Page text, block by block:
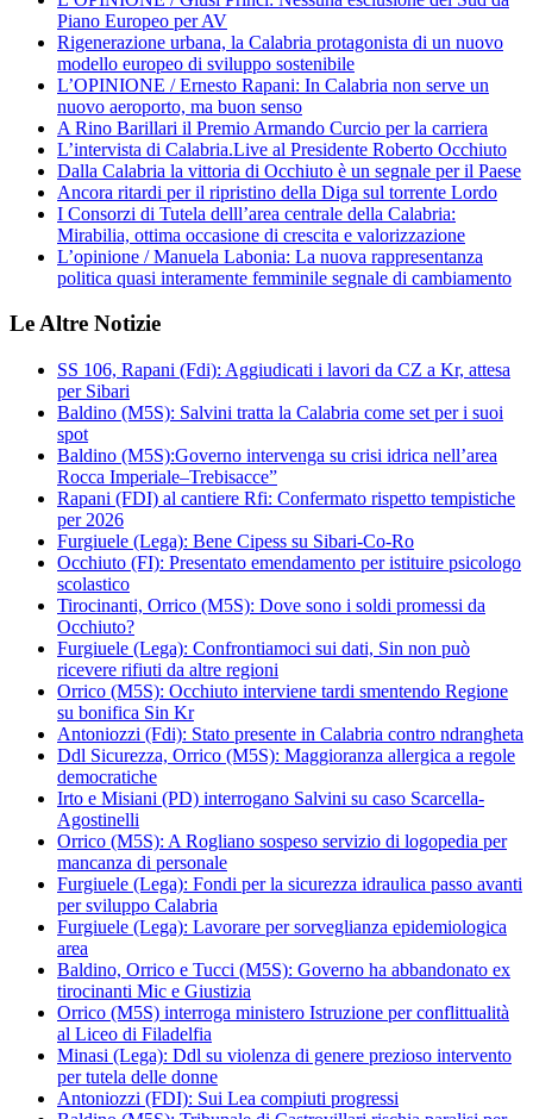
Piano Europeo per AV
Rigenerazione urbana, la Calabria protagonista di un nuovo
modello europeo di sviluppo sostenibile
L’OPINIONE / Ernesto Rapani: In Calabria non serve un
nuovo aeroporto, ma buon senso
A Rino Barillari il Premio Armando Curcio per la carriera
L’intervista di Calabria.Live al Presidente Roberto Occhiuto
Dalla Calabria la vittoria di Occhiuto è un segnale per il Paese
Ancora ritardi per il ripristino della Diga sul torrente Lordo
I Consorzi di Tutela delll’area centrale della Calabria:
Mirabilia, ottima occasione di crescita e valorizzazione
L’opinione / Manuela Labonia: La nuova rappresentanza
politica quasi interamente femminile segnale di cambiamento
Le Altre Notizie
SS 106, Rapani (Fdi): Aggiudicati i lavori da CZ a Kr, attesa
per Sibari
Baldino (M5S): Salvini tratta la Calabria come set per i suoi
spot
Baldino (M5S):Governo intervenga su crisi idrica nell’area
Rocca Imperiale–Trebisacce”
Rapani (FDI) al cantiere Rfi: Confermato rispetto tempistiche
per 2026
Furgiuele (Lega): Bene Cipess su Sibari-Co-Ro
Occhiuto (FI): Presentato emendamento per istituire psicologo
scolastico
Tirocinanti, Orrico (M5S): Dove sono i soldi promessi da
Occhiuto?
Furgiuele (Lega): Confrontiamoci sui dati, Sin non può
ricevere rifiuti da altre regioni
Orrico (M5S): Occhiuto interviene tardi smentendo Regione
su bonifica Sin Kr
Antoniozzi (Fdi): Stato presente in Calabria contro ndrangheta
Ddl Sicurezza, Orrico (M5S): Maggioranza allergica a regole
democratiche
Irto e Misiani (PD) interrogano Salvini su caso Scarcella-
Agostinelli
Orrico (M5S): A Rogliano sospeso servizio di logopedia per
mancanza di personale
Furgiuele (Lega): Fondi per la sicurezza idraulica passo avanti
per sviluppo Calabria
Furgiuele (Lega): Lavorare per sorveglianza epidemiologica
area
Baldino, Orrico e Tucci (M5S): Governo ha abbandonato ex
tirocinanti Mic e Giustizia
Orrico (M5S) interroga ministero Istruzione per conflittualità
al Liceo di Filadelfia
Minasi (Lega): Ddl su violenza di genere prezioso intervento
per tutela delle donne
Antoniozzi (FDI): Sui Lea compiuti progressi